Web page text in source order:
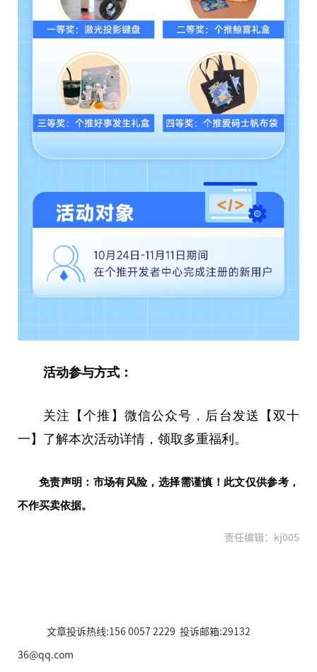
活动参与方式：
关注【个推】 微信公众号 ， 后台发送【双十
一】了解本次活动详情，领取多重福利。
免责声明：市场有风险，选择需谨慎！此文仅供参考，
不作买卖依据。
责任编辑：kj005
文章投诉热线:156 0057 2229 投诉邮箱:29132
36@qq.com